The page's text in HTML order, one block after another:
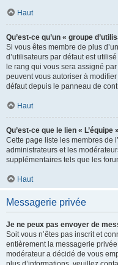
Haut
Qu’est-ce qu’un « groupe
Si vous êtes membre de plus
d’utilisateurs par défaut est
le rang qui vous sera assigné
peuvent vous autoriser à
défaut depuis le panneau de
Haut
Qu’est-ce que le lien « L’équipe
Cette page liste les membres de
administrateurs et les
supplémentaires tels que les
Haut
Messagerie privée
Je ne peux pas envoyer de
Soit vous n’êtes pas inscrit et
entièrement la messagerie
modérateur a décidé de vous